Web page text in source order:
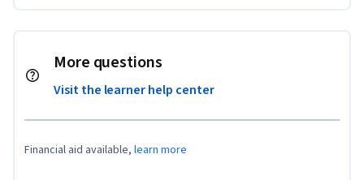
More questions
Visit the learner help center
Financial aid available, learn more